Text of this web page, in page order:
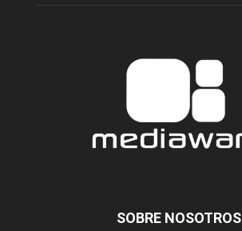
SOBRE NOSOTROS